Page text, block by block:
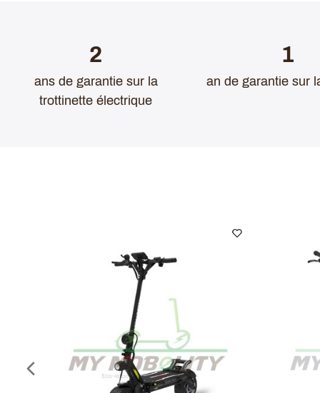
Retrouvez tout d'abord un design sobre et
particulièrement soigné avec de belles
piedsqui donne un look
à la
trottinette électriquefera tourner les têtes à
Sur le plan technique, la
2
ans de garantie sur la
trottinette électrique
1
an de garantie sur